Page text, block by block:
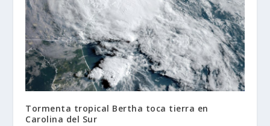
Tormenta tropical Bertha toca tierra en
Carolina del Sur